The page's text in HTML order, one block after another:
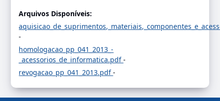
Arquivos Disponíveis:
-
homologacao_pp_041_2013_-
_acessorios_de_informatica.pdf-
revogacao_pp_041_2013.pdf-